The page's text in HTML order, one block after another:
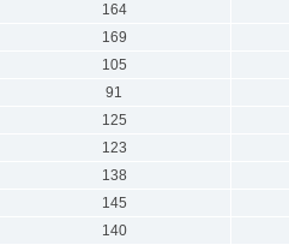
164
169
105
91
125
123
138
145
140